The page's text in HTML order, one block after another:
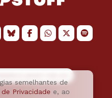
semelhantes de
Privacidade e, ao